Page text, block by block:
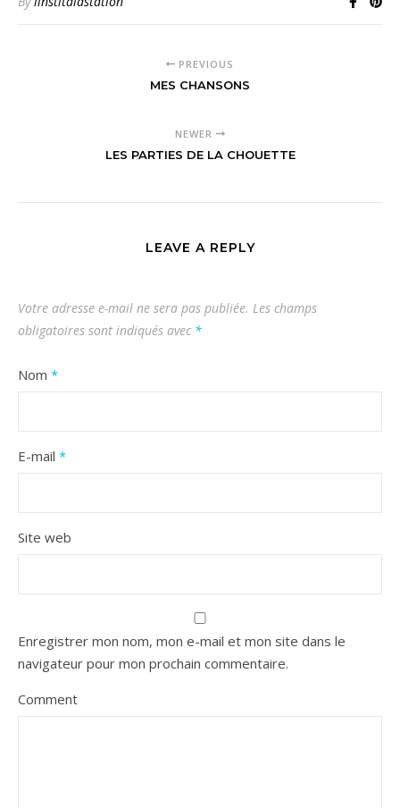
PREVIOUS
MES CHANSONS
NEWER
LES PARTIES DE LA CHOUETTE
LEAVE A REPLY
Votre adresse e-mail ne sera pas publiée. Les champs
obligatoires sont indiqués avec *
Nom *
E-mail *
Site web
Enregistrer mon nom, mon e-mail et mon site dans le
navigateur pour mon prochain commentaire.
Comment